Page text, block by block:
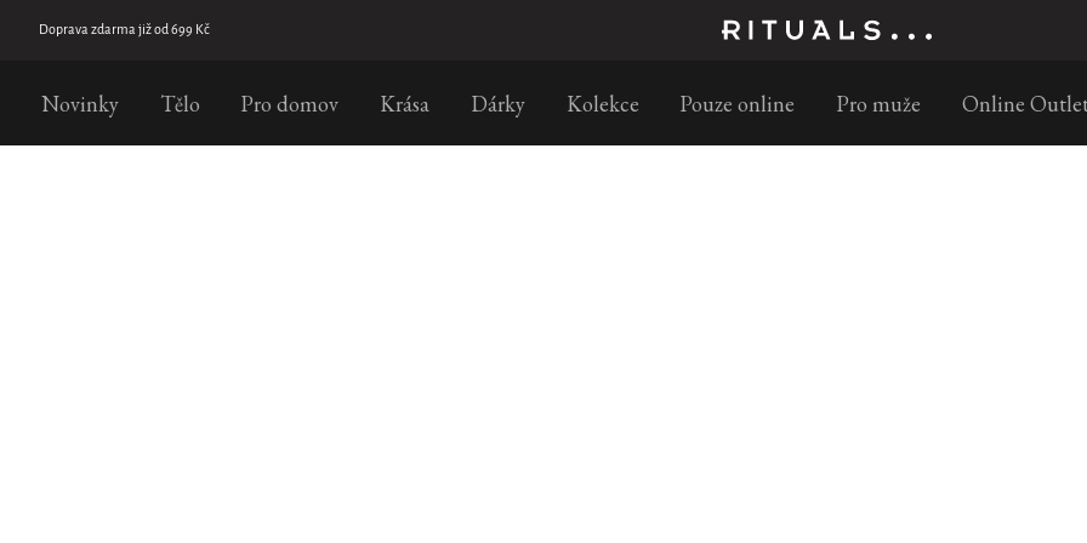
Doprava zdarma již od 699 Kč Objednejte do 11:30 a doručíme následující pracovní den
Novinky Tělo Pro domov Krása Dárky Kolekce Pouze online Pro muže Online